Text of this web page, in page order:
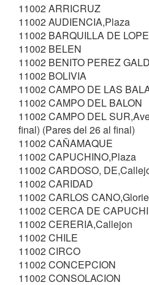
11002 ARRICRUZ
11002 AUDIENCIA,Plaza
11002 BARQUILLA DE LOPE
11002 BELEN
11002 BENITO PEREZ
11002 BOLIVIA
11002 CAMPO DE LAS
11002 CAMPO DEL BALON
11002 CAMPO DEL
final) (Pares del 26 al final)
11002 CAÑAMAQUE
11002 CAPUCHINO,Plaza
11002 CARDOSO,
11002 CARIDAD
11002 CARLOS
11002 CERCA DE
11002 CERERIA,Callejon
11002 CHILE
11002 CIRCO
11002 CONCEPCION
11002 CONSOLACION